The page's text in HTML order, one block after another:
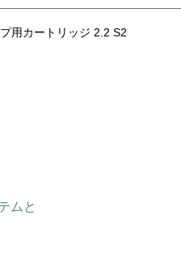
用カートリッジ 2.2 S2
ムと